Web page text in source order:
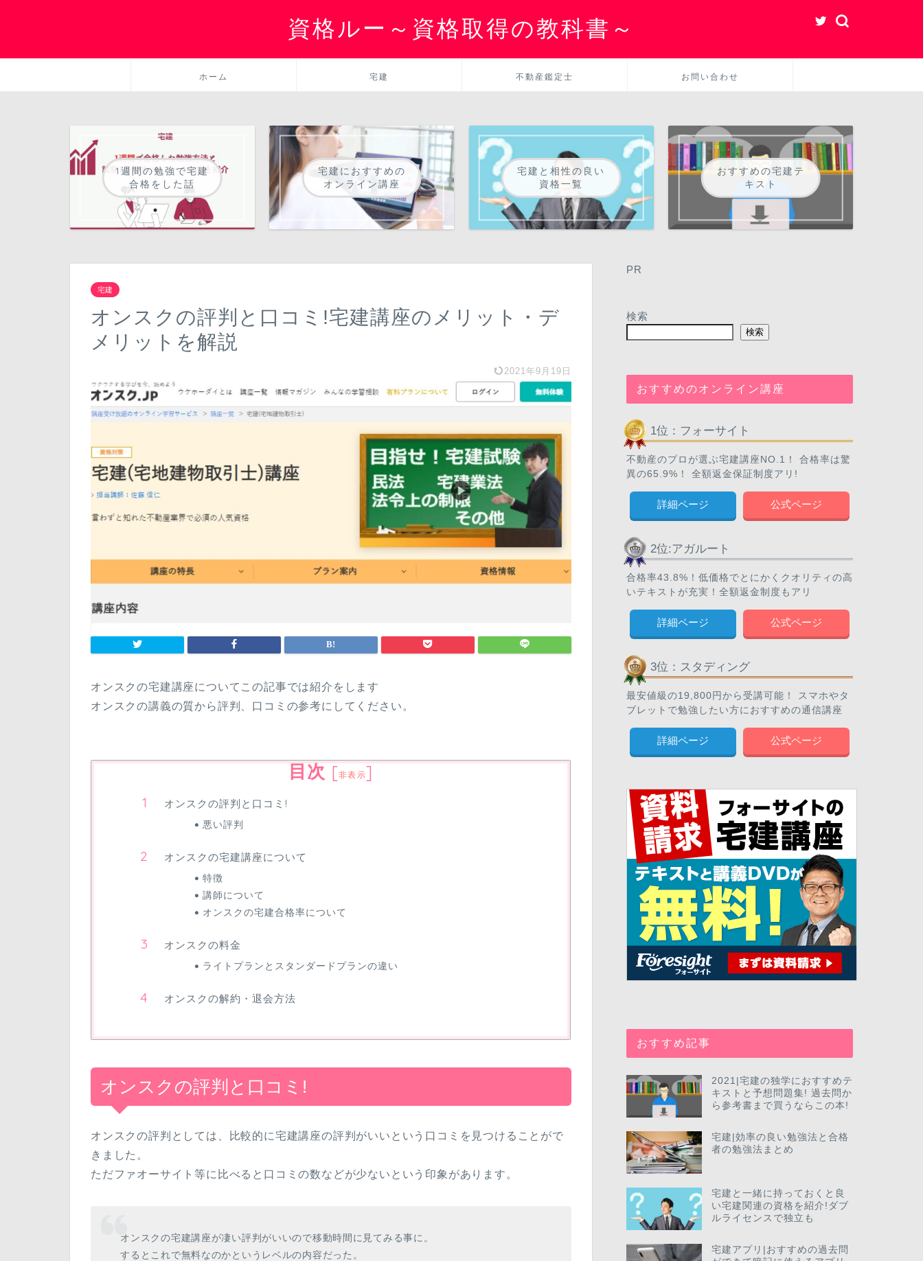
資格ルー～資格取得の教科書～
ホーム 宅建 不動産鑑定士 お問い合わせ
1週間の勉強で宅建
合格をした話
宅建におすすめの
オンライン講座
宅建と相性の良い
資格一覧
おすすめの宅建テ
キスト
宅建
オンスクの評判と口コミ!宅建講座のメリット・デ
メリットを解説
2021年9月19日
オンスクの宅建講座についてこの記事では紹介をします
オンスクの講義の質から評判、口コミの参考にしてください。
目次 [非表示]
オンスクの評判と口コミ!
悪い評判
オンスクの宅建講座について
特徴
講師について
オンスクの宅建合格率について
オンスクの料金
ライトプランとスタンダードプランの違い
オンスクの解約・退会方法
オンスクの評判と口コミ!
オンスクの評判としては、比較的に宅建講座の評判がいいという口コミを見つけることがで
きました。
ただファオーサイト等に比べると口コミの数などが少ないという印象があります。
オンスクの宅建講座が凄い評判がいいので移動時間に見てみる事に。
するとこれで無料なのかというレベルの内容だった。
PR
検索
検索
おすすめのオンライン講座
1位：フォーサイト
不動産のプロが選ぶ宅建講座NO.1！ 合格率は驚
異の65.9%！ 全額返金保証制度アリ!
詳細ページ 公式ページ
2位:アガルート
合格率43.8%！低価格でとにかくクオリティの高
いテキストが充実！全額返金制度もアリ
詳細ページ 公式ページ
3位：スタディング
最安値級の19,800円から受講可能！ スマホやタ
ブレットで勉強したい方におすすめの通信講座
詳細ページ 公式ページ
おすすめ記事
2021|宅建の独学におすすめテ
キストと予想問題集! 過去問か
ら参考書まで買うならこの本!
宅建|効率の良い勉強法と合格
者の勉強法まとめ
宅建と一緒に持っておくと良
い宅建関連の資格を紹介!ダブ
ルライセンスで独立も
宅建アプリ|おすすめの過去問